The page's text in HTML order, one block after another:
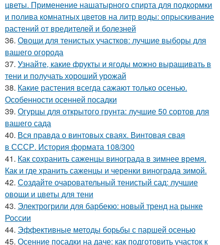
цветы. Применение нашатырного спирта для подкормки
и полива комнатных цветов на литр воды: опрыскивание
растений от вредителей и болезней
36. Овощи для тенистых участков: лучшие выборы для
вашего огорода
37. Узнайте, какие фрукты и ягоды можно выращивать в
тени и получать хороший урожай
38. Какие растения всегда сажают только осенью.
Особенности осенней посадки
39. Огурцы для открытого грунта: лучшие 50 сортов для
вашего сада
40. Вся правда о винтовых сваях. Винтовая свая
в СССР. История формата 108/300
41. Как сохранить саженцы винограда в зимнее время.
Как и где хранить саженцы и черенки винограда зимой.
42. Создайте очаровательный тенистый сад: лучшие
овощи и цветы для тени
43. Электрогрили для барбекю: новый тренд на рынке
России
44. Эффективные методы борьбы с паршей осенью
45. Осенние посадки на даче: как подготовить участок к